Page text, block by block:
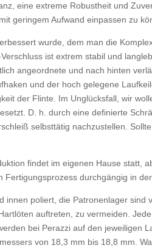
eine extreme Robustheit und
geringem Aufwand einpassen zu
wurde, dem man die
ist extrem stabil und
angeordnete und nach hinten
und der hoch gelegene
der Flinte. Im Unglücksfall, wir
D. h. durch eine definierte
selbsttätig nachzustellen.
findet im eigenen Hause statt,
Fertigungsprozess durchgängig in
poliert, die Patronenlager sind
auftreten, zu vermeiden.
bei Perazzi auf den jeweiligen
von 18,3 mm bis 18,8 mm.